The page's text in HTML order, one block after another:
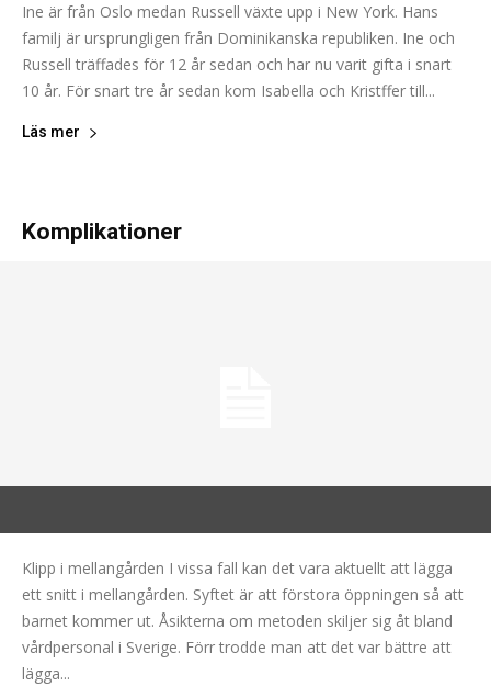
Ine är från Oslo medan Russell växte upp i New York. Hans
familj är ursprungligen från Dominikanska republiken. Ine och
Russell träffades för 12 år sedan och har nu varit gifta i snart
10 år. För snart tre år sedan kom Isabella och Kristffer till...
Läs mer
Komplikationer
Klipp i mellangården I vissa fall kan det vara aktuellt att lägga
ett snitt i mellangården. Syftet är att förstora öppningen så att
barnet kommer ut. Åsikterna om metoden skiljer sig åt bland
vårdpersonal i Sverige. Förr trodde man att det var bättre att
lägga...